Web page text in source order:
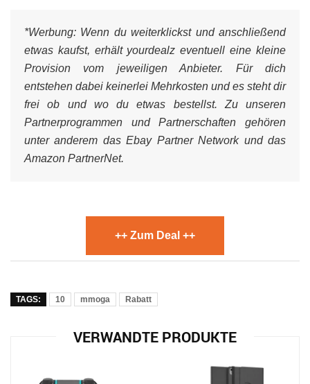
*Werbung: Wenn du weiterklickst und anschließend
etwas kaufst, erhält yourdealz eventuell eine kleine
Provision vom jeweiligen Anbieter. Für dich
entstehen dabei keinerlei Mehrkosten und es steht dir
frei ob und wo du etwas bestellst. Zu unseren
Partnerprogrammen und Partnerschaften gehören
unter anderem das Ebay Partner Network und das
Amazon PartnerNet.
++ Zum Deal ++
TAGS: 10 mmoga Rabatt
VERWANDTE PRODUKTE